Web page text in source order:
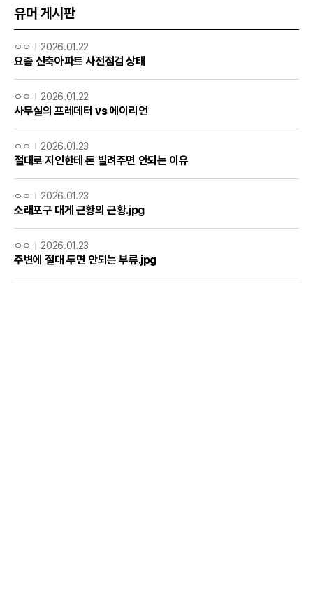
유머 게시판
ㅇㅇ 2026.01.22
요즘 신축아파트 사전점검 상태
ㅇㅇ 2026.01.22
사무실의 프레데터 vs 에이리언
ㅇㅇ 2026.01.23
절대로 지인한테 돈 빌려주면 안되는 이유
ㅇㅇ 2026.01.23
소래포구 대게 근황의 근황.jpg
ㅇㅇ 2026.01.23
주변에 절대 두면 안되는 부류.jpg